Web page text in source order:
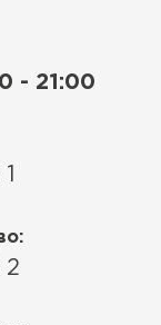
- 21:00
2